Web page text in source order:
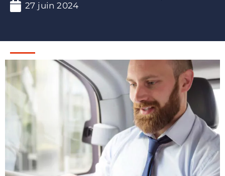
27 juin 2024